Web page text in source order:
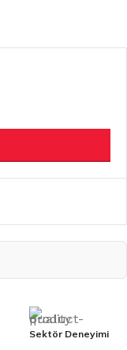
Sektör Deneyimi